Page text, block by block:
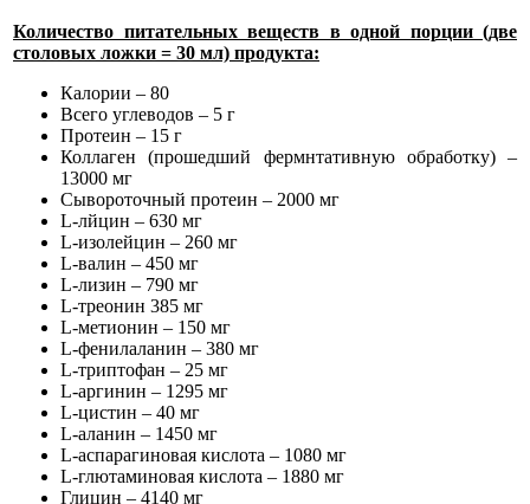
Количество питательных веществ в одной порции (две
столовых ложки = 30 мл) продукта:
Калории – 80
Всего углеводов – 5 г
Протеин – 15 г
Коллаген (прошедший фермнтативную обработку) –
13000 мг
Сывороточный протеин – 2000 мг
L-лйцин – 630 мг
L-изолейцин – 260 мг
L-валин – 450 мг
L-лизин – 790 мг
L-треонин 385 мг
L-метионин – 150 мг
L-фенилаланин – 380 мг
L-триптофан – 25 мг
L-аргинин – 1295 мг
L-цистин – 40 мг
L-аланин – 1450 мг
L-аспарагиновая кислота – 1080 мг
L-глютаминовая кислота – 1880 мг
Глицин – 4140 мг